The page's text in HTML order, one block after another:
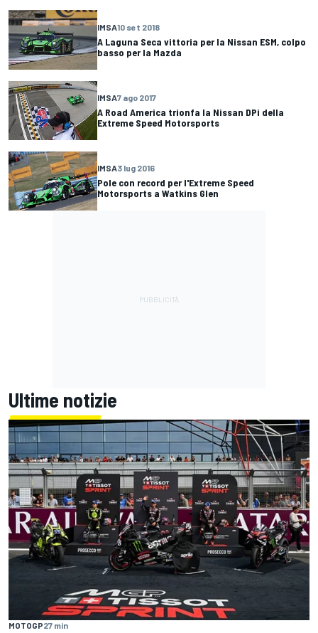
IMSA10 set 2018
A Laguna Seca vittoria per la Nissan ESM, colpo
basso per la Mazda
IMSA7 ago 2017
A Road America trionfa la Nissan DPi della
Extreme Speed Motorsports
IMSA3 lug 2016
Pole con record per l'Extreme Speed
Motorsports a Watkins Glen
Ultime notizie
MOTOGP27 min